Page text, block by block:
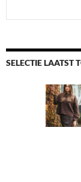
SELECTIE LAATST